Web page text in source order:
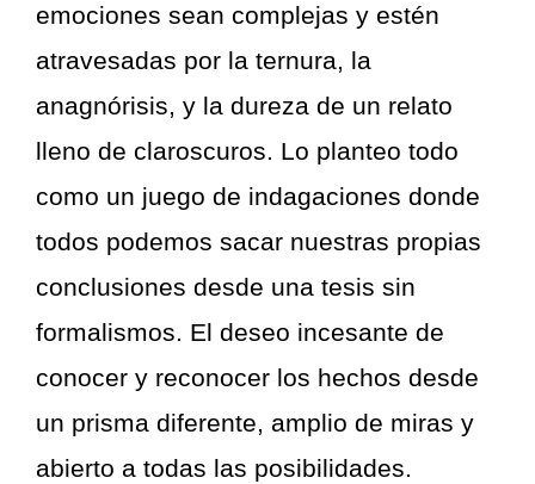
emociones sean complejas y estén
atravesadas por la ternura, la
anagnórisis, y la dureza de un relato
lleno de claroscuros. Lo planteo todo
como un juego de indagaciones donde
todos podemos sacar nuestras propias
conclusiones desde una tesis sin
formalismos. El deseo incesante de
conocer y reconocer los hechos desde
un prisma diferente, amplio de miras y
abierto a todas las posibilidades.